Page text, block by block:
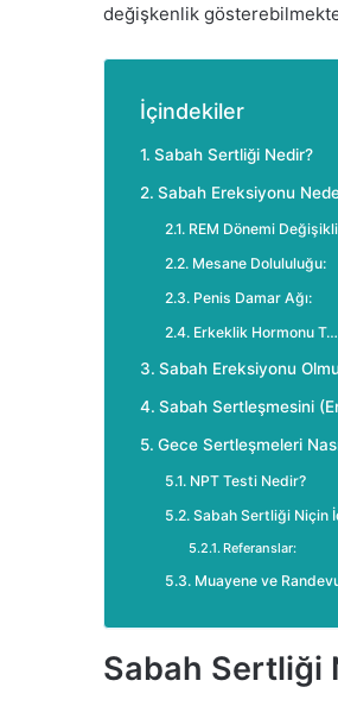
değişkenlik
İçindekiler
Sabah Sertliği Nedir?
Sabah Ereksiyonu
REM Dönemi
Mesane Dolululuğu:
Penis Damar Ağı:
Erkeklik Hormonu
Sabah Ereksiyonu
Sabah Sertleşmesini
Gece Sertleşmeleri
NPT Testi Nedir?
Sabah Sertliği Niçin
Referanslar:
Muayene ve
Sabah Sertliği